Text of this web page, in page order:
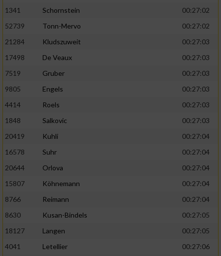
1341
Schornstein
00:27:02
52739
Tonn-Mervo
00:27:02
21284
Kludszuweit
00:27:03
17498
De Veaux
00:27:03
7519
Gruber
00:27:03
9805
Engels
00:27:03
4414
Roels
00:27:03
1848
Salkovic
00:27:03
20419
Kuhli
00:27:04
16578
Suhr
00:27:04
20644
Orlova
00:27:04
15807
Köhnemann
00:27:04
8766
Reimann
00:27:04
8630
Kusan-Bindels
00:27:05
18127
Langen
00:27:05
4041
Letellier
00:27:06